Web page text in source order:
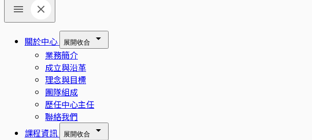
關於中心 展開收合
業務簡介
成立與沿革
理念與目標
團隊組成
歷任中心主任
聯絡我們
課程資訊
展開收合